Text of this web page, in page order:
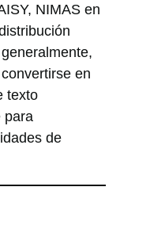
NIMAS en
en
texto
para
de